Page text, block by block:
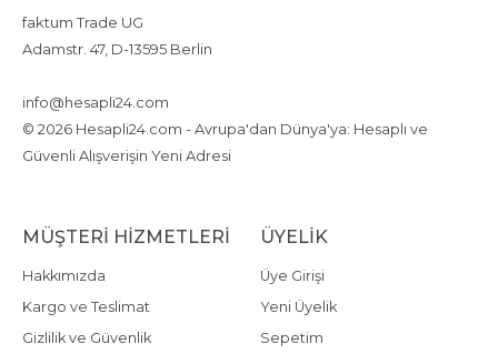
faktum Trade UG
Adamstr. 47, D-13595 Berlin
info@hesapli24.com
© 2026 Hesapli24.com - Avrupa'dan Dünya'ya: Hesaplı ve
Güvenli Alışverişin Yeni Adresi
MÜŞTERI HIZMETLERI
Hakkımızda
Kargo ve Teslimat
Gizlilik ve Güvenlik
ÜYELIK
Üye Girişi
Yeni Üyelik
Sepetim